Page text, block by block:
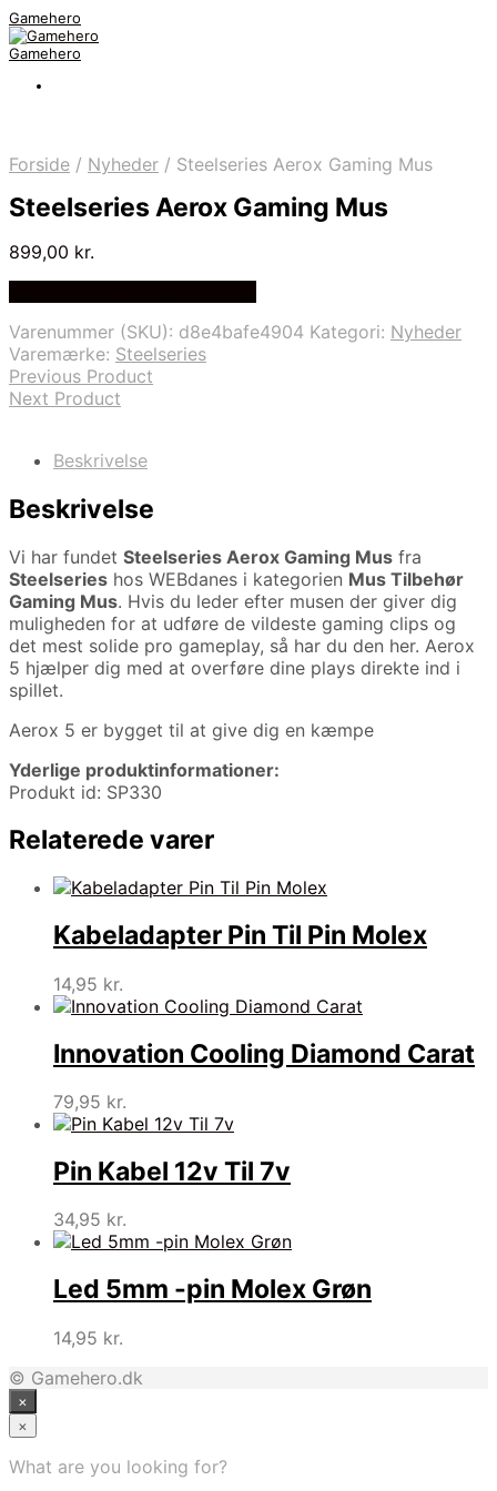
Gamehero
Gamehero
Forside / Nyheder / Steelseries Aerox Gaming Mus
Steelseries Aerox Gaming Mus
899,00 kr.
Varenummer (SKU): d8e4bafe4904 Kategori: Nyheder
Varemærke: Steelseries
Previous Product
Next Product
Beskrivelse
Beskrivelse
Vi har fundet Steelseries Aerox Gaming Mus fra
Steelseries hos WEBdanes i kategorien Mus Tilbehør
Gaming Mus. Hvis du leder efter musen der giver dig
muligheden for at udføre de vildeste gaming clips og
det mest solide pro gameplay, så har du den her. Aerox
5 hjælper dig med at overføre dine plays direkte ind i
spillet.
Aerox 5 er bygget til at give dig en kæmpe
Yderlige produktinformationer:
Produkt id: SP330
Relaterede varer
Kabeladapter Pin Til Pin Molex
14,95 kr.
Innovation Cooling Diamond Carat
79,95 kr.
Pin Kabel 12v Til 7v
34,95 kr.
Led 5mm -pin Molex Grøn
14,95 kr.
© Gamehero.dk
×
×
What are you looking for?